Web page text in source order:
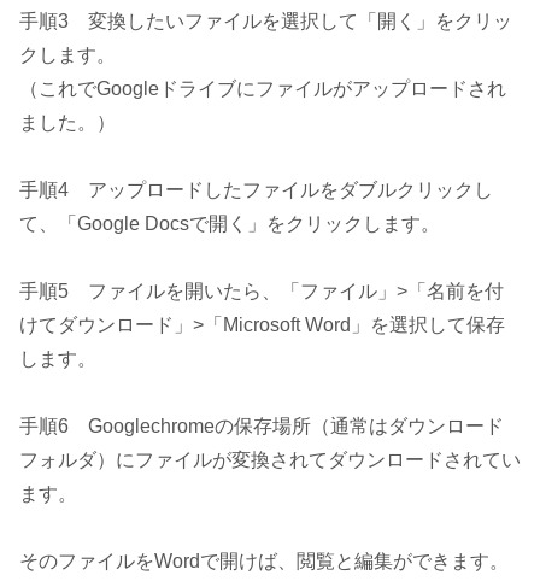
手順3 変換したいファイルを選択して「開く」をクリッ
クします。
（これでGoogleドライブにファイルがアップロードされ
ました。）
手順4 アップロードしたファイルをダブルクリックし
て、「Google Docsで開く」をクリックします。
手順5 ファイルを開いたら、「ファイル」>「名前を付
けてダウンロード」>「Microsoft Word」を選択して保存
します。
手順6 Googlechromeの保存場所（通常はダウンロード
フォルダ）にファイルが変換されてダウンロードされてい
ます。
そのファイルをWordで開けば、閲覧と編集ができます。